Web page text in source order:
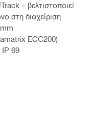
– βελτιστοποιεί
στη διαχείριση
ECC200)
IP 69